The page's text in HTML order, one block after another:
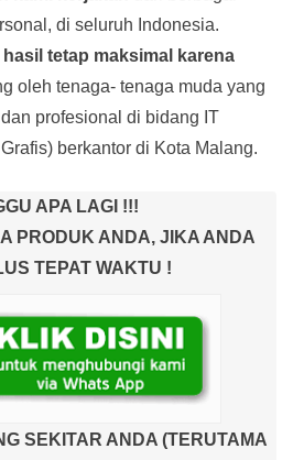
di seluruh Indonesia.
tetap maksimal karena
oleh tenaga- tenaga muda yang
profesional di bidang IT
berkantor di Kota Malang.
APA LAGI !!!
PRODUK ANDA, JIKA ANDA
TEPAT WAKTU !
SEKITAR ANDA (TERUTAMA